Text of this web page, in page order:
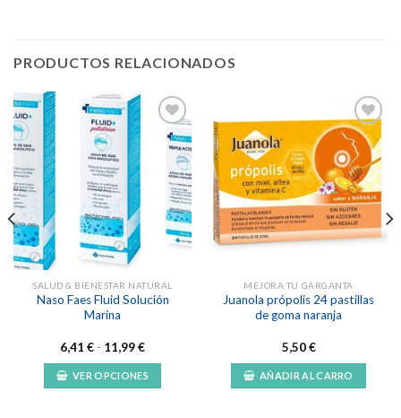
PRODUCTOS RELACIONADOS
Añadir
a la
lista de
deseos
SALUD & BIENESTAR NATURAL
Naso Faes Fluid Solución
Marina
6,41 € - 11,99€Rango
precios:
desde
6,41 €
VER OPCIONES
Añadir
a la
lista de
deseos
MEJORA TU GARGANTA
Juanola própolis 24 pastillas
de goma naranja
5,50€
AÑADIR AL CARRO